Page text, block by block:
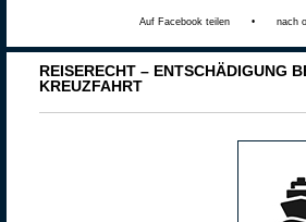
Auf Facebook teilen • nach
REISERECHT – ENTSCHÄDIGUNG
KREUZFAHRT